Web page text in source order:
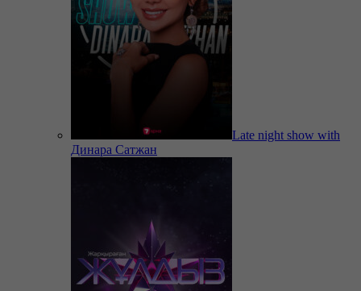
Late night show with
Динара Сатжан